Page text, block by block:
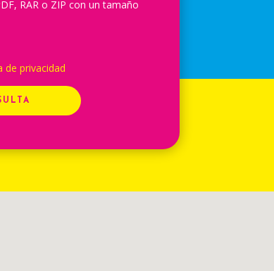
RAR o ZIP con un tamaño
de privacidad